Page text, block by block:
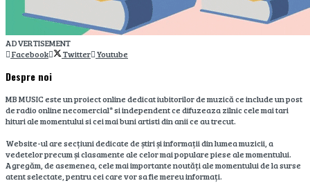
ADVERTISEMENT
Facebook
Twitter Youtube
Despre noi
MB MUSIC este un proiect online dedicat iubitorilor de muzică ce include un post
de radio online necomercial* si independent ce difuzeaza zilnic cele mai tari
hituri ale momentului si cei mai buni artisti din anii ce au trecut.
Website-ul are secțiuni dedicate de știri și informații din lumea muzicii, a
vedetelor precum și clasamente ale celor mai populare piese ale momentului.
Agregăm, de asemenea, cele mai importante noutăți ale momentului de la surse
atent selectate, pentru cei care vor sa fie mereu informați.